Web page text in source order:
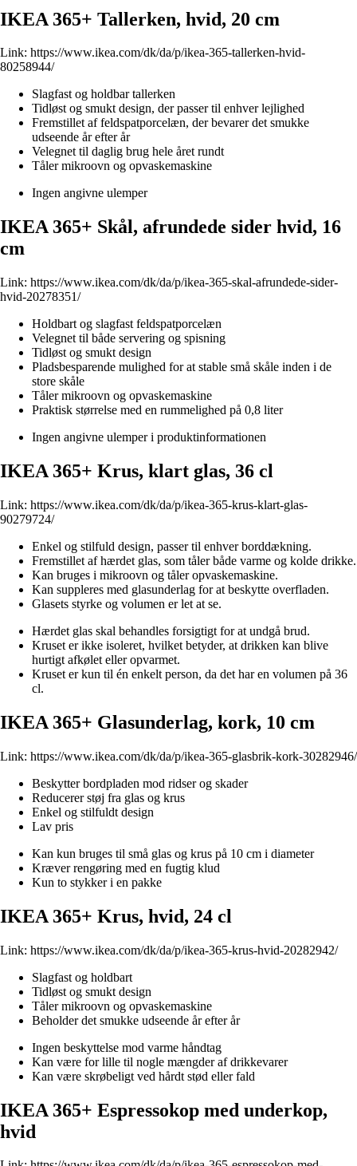
IKEA 365+ Tallerken, hvid, 20 cm
Link: https://www.ikea.com/dk/da/p/ikea-365-tallerken-hvid-
80258944/
Slagfast og holdbar tallerken
Tidløst og smukt design, der passer til enhver lejlighed
Fremstillet af feldspatporcelæn, der bevarer det smukke
udseende år efter år
Velegnet til daglig brug hele året rundt
Tåler mikroovn og opvaskemaskine
Ingen angivne ulemper
IKEA 365+ Skål, afrundede sider hvid, 16
cm
Link: https://www.ikea.com/dk/da/p/ikea-365-skal-afrundede-sider-
hvid-20278351/
Holdbart og slagfast feldspatporcelæn
Velegnet til både servering og spisning
Tidløst og smukt design
Pladsbesparende mulighed for at stable små skåle inden i de
store skåle
Tåler mikroovn og opvaskemaskine
Praktisk størrelse med en rummelighed på 0,8 liter
Ingen angivne ulemper i produktinformationen
IKEA 365+ Krus, klart glas, 36 cl
Link: https://www.ikea.com/dk/da/p/ikea-365-krus-klart-glas-
90279724/
Enkel og stilfuld design, passer til enhver borddækning.
Fremstillet af hærdet glas, som tåler både varme og kolde drikke.
Kan bruges i mikroovn og tåler opvaskemaskine.
Kan suppleres med glasunderlag for at beskytte overfladen.
Glasets styrke og volumen er let at se.
Hærdet glas skal behandles forsigtigt for at undgå brud.
Kruset er ikke isoleret, hvilket betyder, at drikken kan blive
hurtigt afkølet eller opvarmet.
Kruset er kun til én enkelt person, da det har en volumen på 36
cl.
IKEA 365+ Glasunderlag, kork, 10 cm
Link: https://www.ikea.com/dk/da/p/ikea-365-glasbrik-kork-30282946/
Beskytter bordpladen mod ridser og skader
Reducerer støj fra glas og krus
Enkel og stilfuldt design
Lav pris
Kan kun bruges til små glas og krus på 10 cm i diameter
Kræver rengøring med en fugtig klud
Kun to stykker i en pakke
IKEA 365+ Krus, hvid, 24 cl
Link: https://www.ikea.com/dk/da/p/ikea-365-krus-hvid-20282942/
Slagfast og holdbart
Tidløst og smukt design
Tåler mikroovn og opvaskemaskine
Beholder det smukke udseende år efter år
Ingen beskyttelse mod varme håndtag
Kan være for lille til nogle mængder af drikkevarer
Kan være skrøbeligt ved hårdt stød eller fald
IKEA 365+ Espressokop med underkop,
hvid